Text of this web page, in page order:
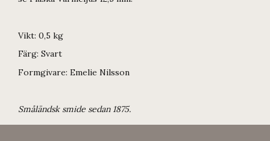
Vikt: 0,5 kg
Färg: Svart
Formgivare: Emelie Nilsson
Småländsk smide sedan 1875.